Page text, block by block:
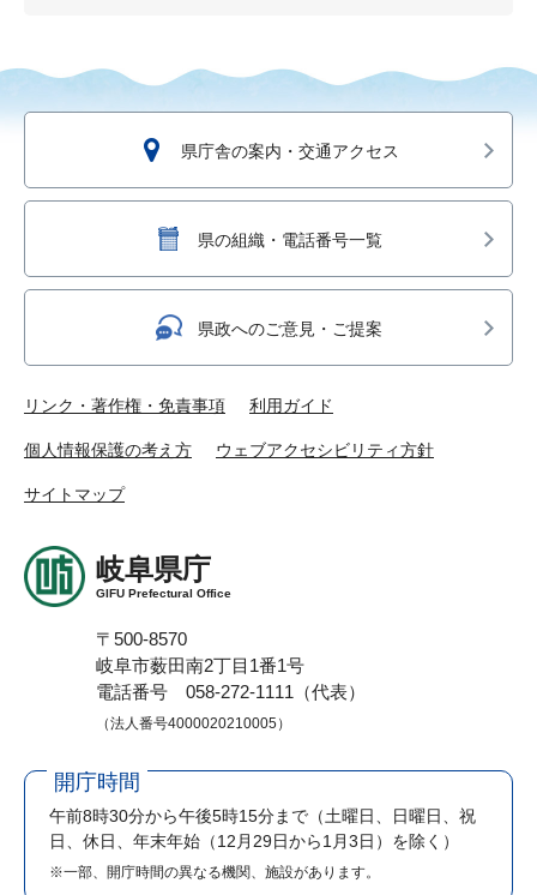
県庁舎の案内・交通アクセス
県の組織・電話番号一覧
県政へのご意見・ご提案
リンク・著作権・免責事項 利用ガイド
個人情報保護の考え方 ウェブアクセシビリティ方針
サイトマップ
岐阜県庁
GIFU Prefectural Office
〒500-8570
岐阜市薮田南2丁目1番1号
電話番号 058-272-1111（代表）
（法人番号4000020210005）
開庁時間
午前8時30分から午後5時15分まで （土曜日、日曜日、祝
日、休日、年末年始（12月29日から1月3日）を除く）
※一部、開庁時間の異なる機関、施設があります。